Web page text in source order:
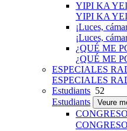
YIPI KA
YIPI KA
¡Luces,
¡Luces,
¿QUÉ ME
¿QUÉ ME
ESPECIALES
ESPECIALES
Estudiants 52
Estudiants
Veure